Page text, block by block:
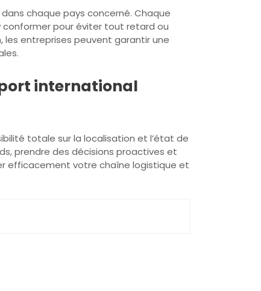
chaque pays concerné. Chaque
conformer pour éviter tout retard ou
entreprises peuvent garantir une
international
totale sur la localisation et l’état de
prendre des décisions proactives et
efficacement votre chaîne logistique et